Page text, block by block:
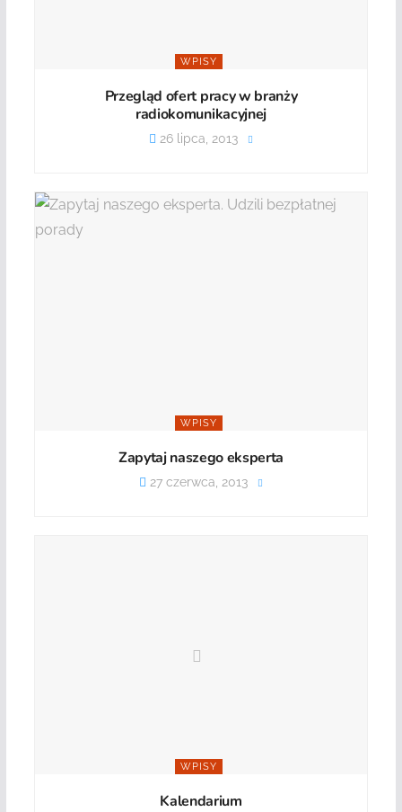
WPISY
Przegląd ofert pracy w branży
radiokomunikacyjnej
26 lipca, 2013
WPISY
Zapytaj naszego eksperta
27 czerwca, 2013
WPISY
Kalendarium